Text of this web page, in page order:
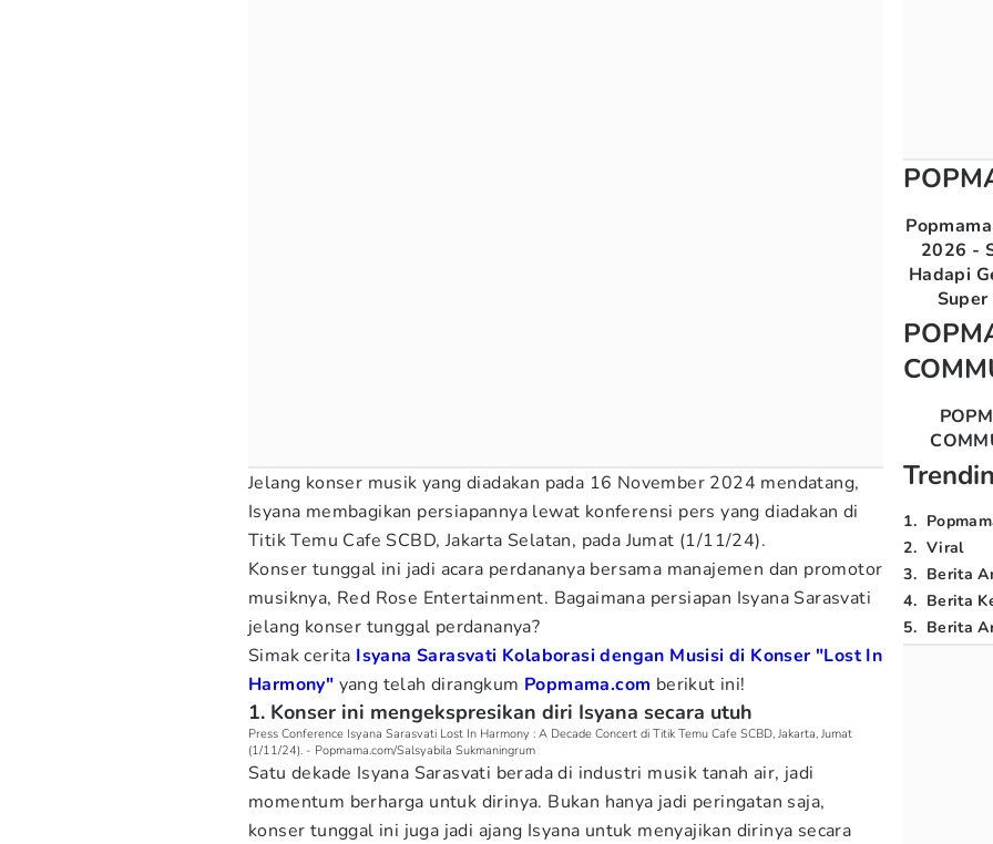
Jelang konser musik yang diadakan pada 16 November 2024 mendatang,
Isyana membagikan persiapannya lewat konferensi pers yang diadakan di
Titik Temu Cafe SCBD, Jakarta Selatan, pada Jumat (1/11/24).
Konser tunggal ini jadi acara perdananya bersama manajemen dan promotor
musiknya, Red Rose Entertainment. Bagaimana persiapan Isyana Sarasvati
jelang konser tunggal perdananya?
Simak cerita Isyana Sarasvati Kolaborasi dengan Musisi di Konser "Lost In
Harmony" yang telah dirangkum Popmama.com berikut ini!
1. Konser ini mengekspresikan diri Isyana secara utuh
Press Conference Isyana Sarasvati Lost In Harmony : A Decade Concert di Titik Temu Cafe SCBD, Jakarta, Jumat
(1/11/24). - Popmama.com/Salsyabila Sukmaningrum
Satu dekade Isyana Sarasvati berada di industri musik tanah air, jadi
momentum berharga untuk dirinya. Bukan hanya jadi peringatan saja,
konser tunggal ini juga jadi ajang Isyana untuk menyajikan dirinya secara
2026 -
Hadapi
1.
2. Viral
3. Berita
4. Berita
5. Berita